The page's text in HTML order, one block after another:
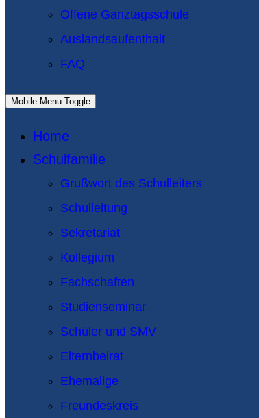
Offene Ganztagsschule
Auslandsaufenthalt
FAQ
Mobile Menu Toggle
Home
Schulfamilie
Grußwort des Schulleiters
Schulleitung
Sekretariat
Kollegium
Fachschaften
Studienseminar
Schüler und SMV
Elternbeirat
Ehemalige
Freundeskreis